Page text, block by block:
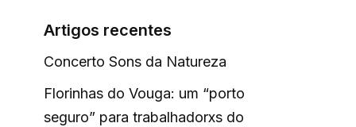
Artigos recentes
Concerto Sons da Natureza
Florinhas do Vouga: um “porto
seguro” para trabalhadorxs do